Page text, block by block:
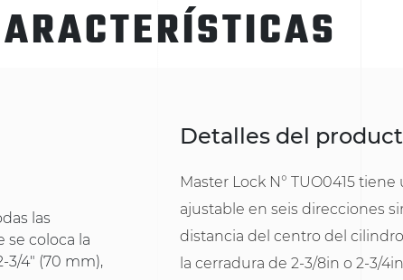
las
coloca la
3/4" (70 mm),
Detalles del
Master Lock N° TUO0415
ajustable en seis direcciones
distancia del centro del
la cerradura de 2-3/8in o 2-3/